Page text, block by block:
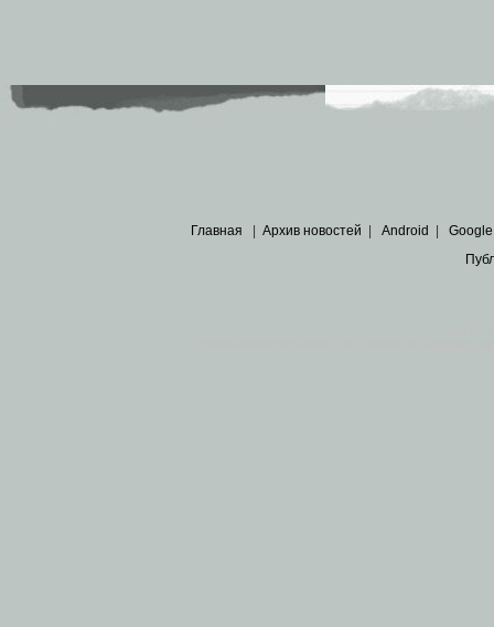
Главная Архив новостей Android Google